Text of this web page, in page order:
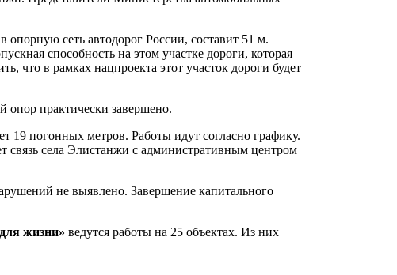
сеть автодорог России, составит 51 м.
способность на этом участке дороги, которая
что в рамках нацпроекта этот участок дороги будет
опор практически завершено.
19 погонных метров. Работы идут согласно графику.
связь села Элистанжи с административным центром
не выявлено. Завершение капитального
жизни» ведутся работы на 25 объектах. Из них